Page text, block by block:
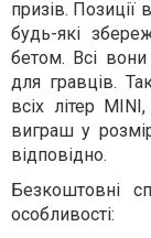
призів. Позиції
будь-які
бетом. Всі вони
для гравців.
всіх літер
виграш у
відповідно.
Безкоштовні
особливості: